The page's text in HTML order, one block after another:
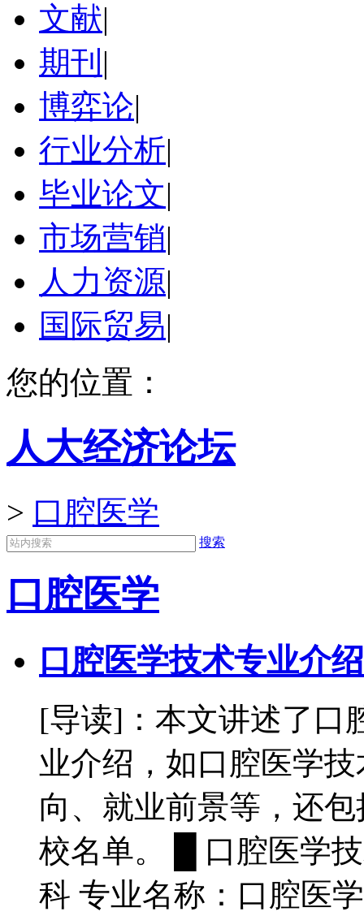
文献|
期刊 |
博弈论|
行业分析|
毕业论文|
市场营销|
人力资源|
国际贸易|
您的位置：
人大经济论坛
> 口腔医学
搜索
口腔医学
口腔医学技术专业介
[导读]：本文讲述了口
业介绍，如口腔医学
向、就业前景等，还
校名单。 █ 口腔医学
科 专业名称：口腔医